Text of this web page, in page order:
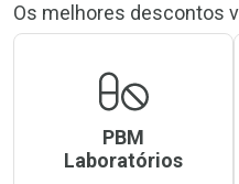
Os melhores descontos
PBM
Laboratórios